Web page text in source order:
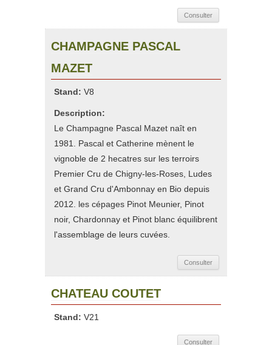
Consulter
CHAMPAGNE PASCAL
MAZET
Stand: V8
Description:
Le Champagne Pascal Mazet naît en
1981. Pascal et Catherine mènent le
vignoble de 2 hecatres sur les terroirs
Premier Cru de Chigny-les-Roses, Ludes
et Grand Cru d'Ambonnay en Bio depuis
2012. les cépages Pinot Meunier, Pinot
noir, Chardonnay et Pinot blanc équilibrent
l'assemblage de leurs cuvées.
Consulter
CHATEAU COUTET
Stand: V21
Consulter